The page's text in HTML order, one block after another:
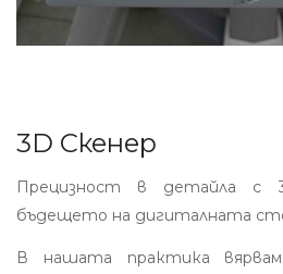
3D Скенер
Прецизност в детайла с
бъдещето на дигиталната
В нашата практика